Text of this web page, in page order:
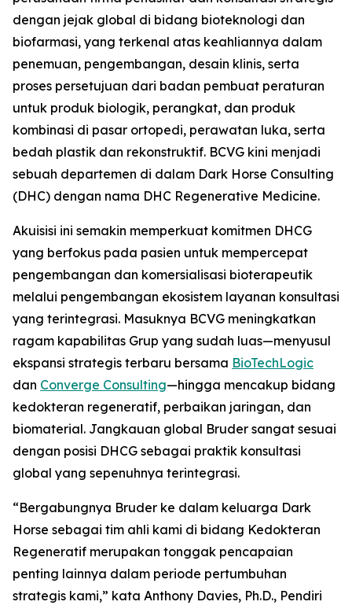
dengan jejak global di bidang bioteknologi dan
biofarmasi, yang terkenal atas keahliannya dalam
penemuan, pengembangan, desain klinis, serta
proses persetujuan dari badan pembuat peraturan
untuk produk biologik, perangkat, dan produk
kombinasi di pasar ortopedi, perawatan luka, serta
bedah plastik dan rekonstruktif. BCVG kini menjadi
sebuah departemen di dalam Dark Horse Consulting
(DHC) dengan nama DHC Regenerative Medicine.
Akuisisi ini semakin memperkuat komitmen DHCG
yang berfokus pada pasien untuk mempercepat
pengembangan dan komersialisasi bioterapeutik
melalui pengembangan ekosistem layanan konsultasi
yang terintegrasi. Masuknya BCVG meningkatkan
ragam kapabilitas Grup yang sudah luas—menyusul
ekspansi strategis terbaru bersama BioTechLogic
dan Converge Consulting—hingga mencakup bidang
kedokteran regeneratif, perbaikan jaringan, dan
biomaterial. Jangkauan global Bruder sangat sesuai
dengan posisi DHCG sebagai praktik konsultasi
global yang sepenuhnya terintegrasi.
“Bergabungnya Bruder ke dalam keluarga Dark
Horse sebagai tim ahli kami di bidang Kedokteran
Regeneratif merupakan tonggak pencapaian
penting lainnya dalam periode pertumbuhan
strategis kami,” kata Anthony Davies, Ph.D., Pendiri